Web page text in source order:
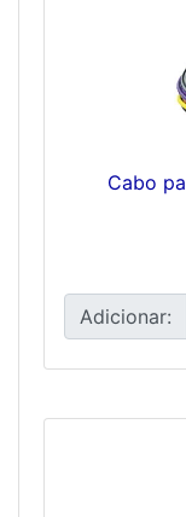
Cabo
Adicionar: